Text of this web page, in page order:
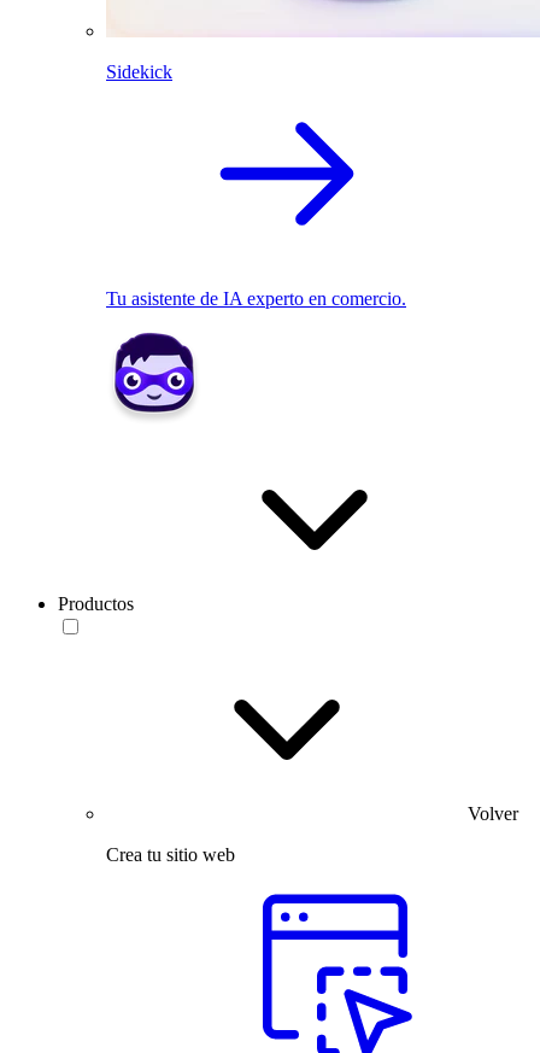
Sidekick
Tu asistente de IA experto en comercio.
Productos
Volver
Crea tu sitio web